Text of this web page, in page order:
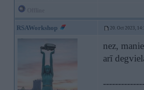
RSAWorkshop 20. Oct 2023,
nez,
arī